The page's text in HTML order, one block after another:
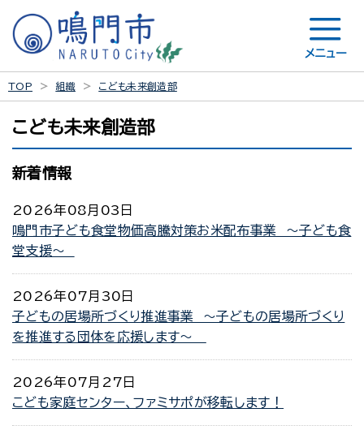
メニュー
TOP 組織 こども未来創造部
こども未来創造部
新着情報
2026年08月03日
鳴門市子ども食堂物価高騰対策お米配布事業 ～子ども食
堂支援～
2026年07月30日
子どもの居場所づくり推進事業 ～子どもの居場所づくり
を推進する団体を応援します～
2026年07月27日
こども家庭センター、ファミサポが移転します！